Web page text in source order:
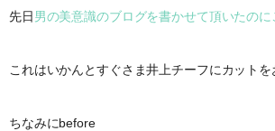
先日男の美意識のブログを書かせて頂いたのに
これはいかんとすぐさま井上チーフにカットを
ちなみにbefore